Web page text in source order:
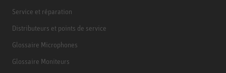
Service et réparation
Distributeurs et points de service
Glossaire Microphones
Glossaire Moniteurs